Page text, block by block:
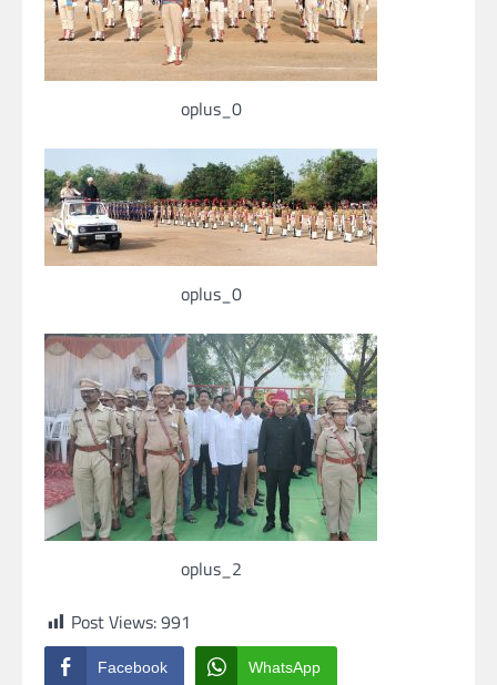
oplus_0
oplus_0
oplus_2
Post Views:991
Facebook WhatsApp